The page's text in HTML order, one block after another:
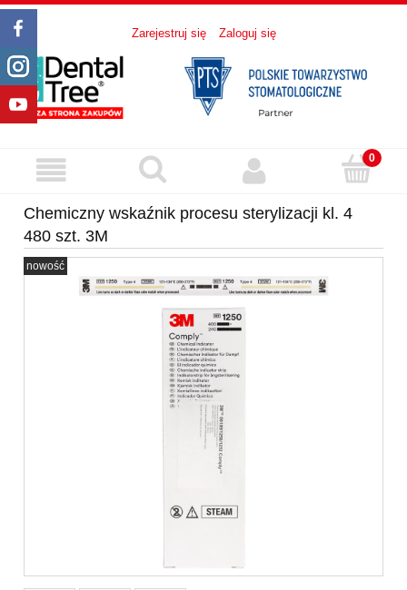
Zarejestruj się Zaloguj się
Chemiczny wskaźnik procesu sterylizacji kl. 4
480 szt. 3M
nowość